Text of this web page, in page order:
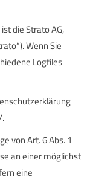
die Strato AG,
Wenn Sie
Logfiles
.
von Art. 6 Abs. 1
an einer möglichst
eine